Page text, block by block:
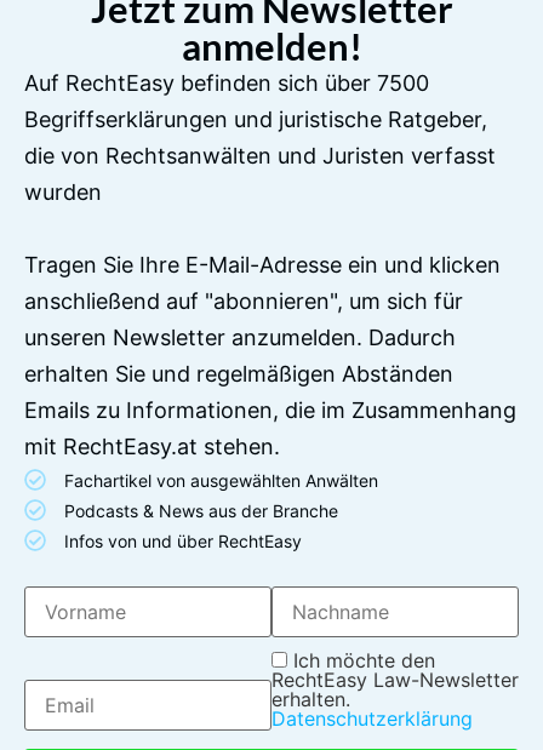
anmelden!
Auf RechtEasy befinden sich über 7500
Begriffserklärungen und juristische Ratgeber,
die von Rechtsanwälten und Juristen verfasst
wurden
Tragen Sie Ihre E-Mail-Adresse ein und klicken
anschließend auf "abonnieren", um sich für
unseren Newsletter anzumelden. Dadurch
erhalten Sie und regelmäßigen Abständen
Emails zu Informationen, die im Zusammenhang
mit RechtEasy.at stehen.
Fachartikel von ausgewählten Anwälten
Podcasts & News aus der Branche
Infos von und über RechtEasy
Ich möchte den
RechtEasy Law-Newsletter
erhalten.
Datenschutzerklärung